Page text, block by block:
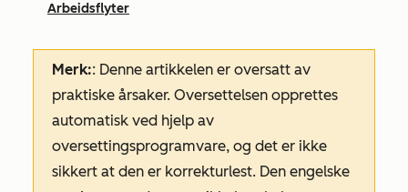
Arbeidsflyter
Merk:: Denne artikkelen er oversatt av
praktiske årsaker. Oversettelsen opprettes
automatisk ved hjelp av
oversettingsprogramvare, og det er ikke
sikkert at den er korrekturlest. Den engelske